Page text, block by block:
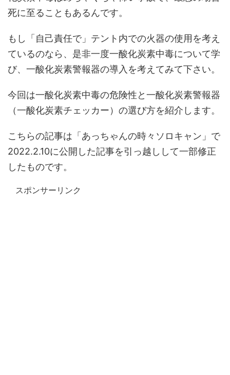
死に至ることもあるんです。
もし「自己責任で」テント内での火器の使用を考え
ているのなら、是非一度一酸化炭素中毒について学
び、一酸化炭素警報器の導入を考えてみて下さい。
今回は一酸化炭素中毒の危険性と一酸化炭素警報器
（一酸化炭素チェッカー）の選び方を紹介します。
こちらの記事は「あっちゃんの時々ソロキャン」で
2022.2.10に公開した記事を引っ越しして一部修正
したものです。
スポンサーリンク